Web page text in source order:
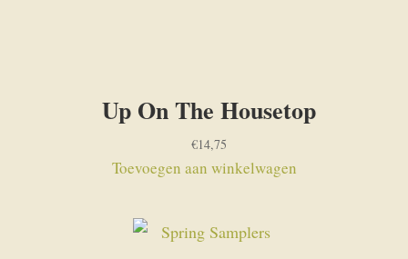
Up On The Housetop
€14,75
Toevoegen aan winkelwagen